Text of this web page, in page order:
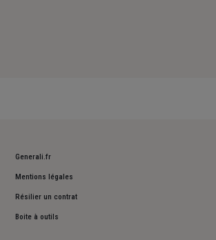
Generali.fr
Mentions légales
Résilier un contrat
Boite à outils